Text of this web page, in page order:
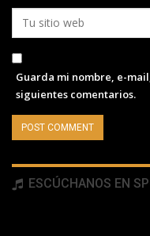
Guarda mi nombre, e-
siguientes comentarios.
ESCÚCHANOS EN